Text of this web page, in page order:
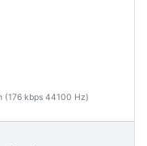
(176 kbps 44100 Hz)